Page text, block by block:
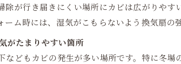
除が行き届きにくい場所にカビは広がりや
ーム時には、湿気がこもらないよう換気扇の
がたまりやすい箇所
などもカビの発生が多い場所です。特に冬